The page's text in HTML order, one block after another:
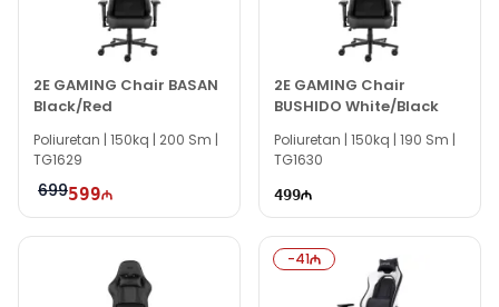
2E GAMING Chair BASAN
Black/Red
Poliuretan | 150kq | 200 Sm |
TG1629
699599
2E GAMING Chair
BUSHIDO White/Black
Poliuretan | 150kq | 190 Sm |
TG1630
499
-41